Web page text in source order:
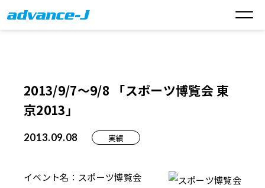
2013/9/7～9/8 「スポーツ博覧会 東
京2013」
2013.09.08 実績
イベント名：スポーツ博覧会